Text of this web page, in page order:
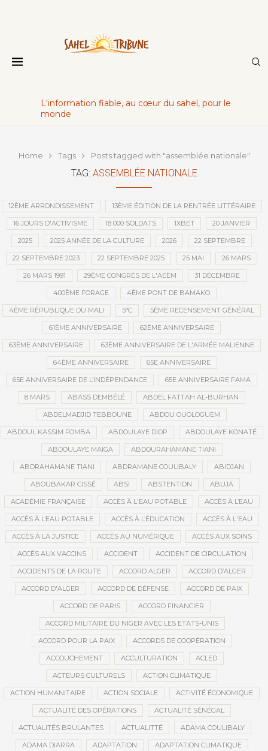
L'information fiable, au cœur du sahel, pour le
monde
Home Tags Posts tagged with "assemblée nationale"
TAG: ASSEMBLÉE NATIONALE
12ÈME ARRONDISSEMENT 13ÈME ÉDITION DE LA RENTRÉE LITTÉRAIRE
16 JOURS D'ACTIVISME 18 000 SOLDATS 1XBET 20 JANVIER
2025 2025 ANNÉE DE LA CULTURE 2026 22 SEPTEMBRE
22 SEPTEMBRE 2023 22 SEPTEMBRE 2025 25 MAI 26 MARS
26 MARS 1991 29ÈME CONGRÈS DE L'AEEM 31 DÉCEMBRE
400ÈME FORAGE 4ÈME PONT DE BAMAKO
4ÈME RÉPUBLIQUE DU MALI 5°C 5ÈME RECENSEMENT GÉNÉRAL
61ÈME ANNIVERSAIRE 62ÈME ANNIVERSAIRE
63ÈME ANNIVERSAIRE 63ÈME ANNIVERSAIRE DE L'ARMÉE MALIENNE
64ÈME ANNIVERSAIRE 65E ANNIVERSAIRE
65E ANNIVERSAIRE DE L’INDÉPENDANCE 65E ANNIVERSAIRE FAMA
8 MARS ABASS DEMBÉLÉ ABDEL FATTAH AL-BURHAN
ABDELMADJID TEBBOUNE ABDOU OUOLOGUEM
ABDOUL KASSIM FOMBA ABDOULAYE DIOP ABDOULAYE KONATÉ
ABDOULAYE MAÏGA ABDOURAHAMANE TIANI
ABDRAHAMANE TIANI ABDRAMANE COULIBALY ABIDJAN
ABOUBAKAR CISSÉ ABSI ABSTENTION ABUJA
ACADÉMIE FRANÇAISE ACCÈS À L'EAU POTABLE ACCÈS À L’EAU
ACCÈS À L’EAU POTABLE ACCÈS À L’ÉDUCATION ACCÈS À L'EAU
ACCÈS À LA JUSTICE ACCÈS AU NUMÉRIQUE ACCÈS AUX SOINS
ACCÈS AUX VACCINS ACCIDENT ACCIDENT DE CIRCULATION
ACCIDENTS DE LA ROUTE ACCORD ALGER ACCORD D’ALGER
ACCORD D'ALGER ACCORD DE DÉFENSE ACCORD DE PAIX
ACCORD DE PARIS ACCORD FINANCIER
ACCORD MILITAIRE DU NIGER AVEC LES ETATS-UNIS
ACCORD POUR LA PAIX ACCORDS DE COOPÉRATION
ACCOUCHEMENT ACCULTURATION ACLED
ACTEURS CULTURELS ACTION CLIMATIQUE
ACTION HUMANITAIRE ACTION SOCIALE ACTIVITÉ ÉCONOMIQUE
ACTUALITÉ DES OPÉRATIONS ACTUALITÉ SÉNÉGAL
ACTUALITÉS BRULANTES ACTUALITTÉ ADAMA COULIBALY
ADAMA DIARRA ADAPTATION ADAPTATION CLIMATIQUE